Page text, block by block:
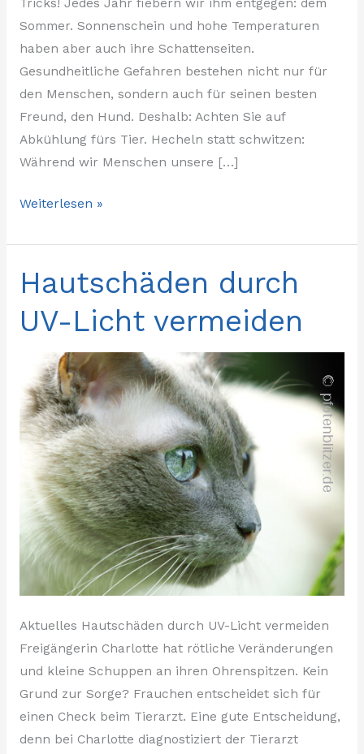
Tricks! Jedes Jahr fiebern wir ihm entgegen: dem
Sommer. Sonnenschein und hohe Temperaturen
haben aber auch ihre Schattenseiten.
Gesundheitliche Gefahren bestehen nicht nur für
den Menschen, sondern auch für seinen besten
Freund, den Hund. Deshalb: Achten Sie auf
Abkühlung fürs Tier. Hecheln statt schwitzen:
Während wir Menschen unsere […]
Weiterlesen »
Hautschäden durch
UV-Licht vermeiden
Aktuelles Hautschäden durch UV-Licht vermeiden
Freigängerin Charlotte hat rötliche Veränderungen
und kleine Schuppen an ihren Ohrenspitzen. Kein
Grund zur Sorge? Frauchen entscheidet sich für
einen Check beim Tierarzt. Eine gute Entscheidung,
denn bei Charlotte diagnostiziert der Tierarzt
Hautschäden
durch
vermeiden